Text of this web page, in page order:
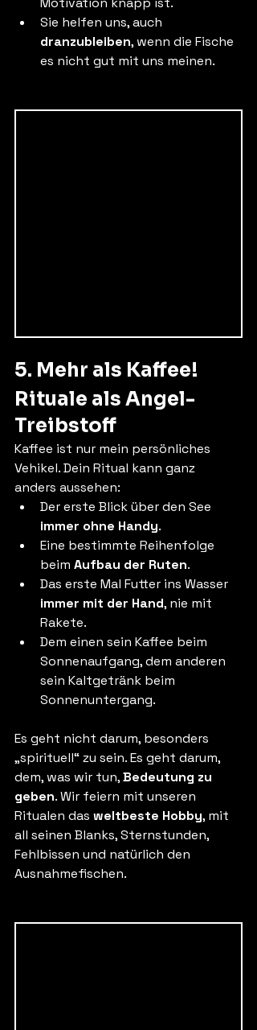
Sie helfen uns, auch
dranzubleiben, wenn die Fische
es nicht gut mit uns meinen.
5. Mehr als Kaffee!
Rituale als Angel-
Treibstoff
Kaffee ist nur mein persönliches
Vehikel. Dein Ritual kann ganz
anders aussehen:
Der erste Blick über den See
immer ohne Handy.
Eine bestimmte Reihenfolge
beim Aufbau der Ruten.
Das erste Mal Futter ins Wasser
immer mit der Hand, nie mit
Rakete.
Dem einen sein Kaffee beim
Sonnenaufgang, dem anderen
sein Kaltgetränk beim
Sonnenuntergang.
Es geht nicht darum, besonders
„spirituell“ zu sein. Es geht darum,
dem, was wir tun, Bedeutung zu
geben. Wir feiern mit unseren
Ritualen das weltbeste Hobby, mit
all seinen Blanks, Sternstunden,
Fehlbissen und natürlich den
Ausnahmefischen.